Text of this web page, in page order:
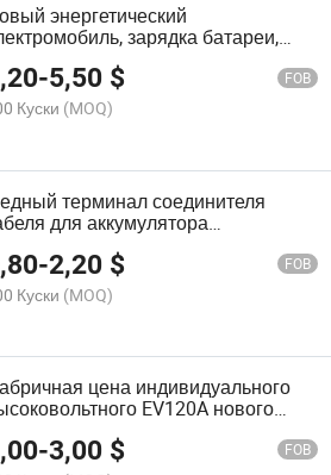
энергетический
зарядка батареи,
кабель, использование
проводов с разъемом
-5,50 $ FOB
Куски (MOQ)
терминал соединителя
для аккумулятора
для сборки проводов
энергии
-2,20 $ FOB
Куски (MOQ)
цена индивидуального
EV120A нового
накопителя
-3,00 $ FOB